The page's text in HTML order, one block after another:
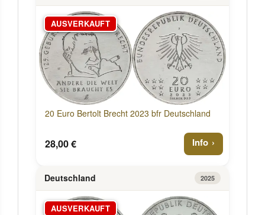
AUSVERKAUFT
20 Euro Bertolt Brecht 2023 bfr Deutschland
28,00 € Info
Deutschland 2025
AUSVERKAUFT